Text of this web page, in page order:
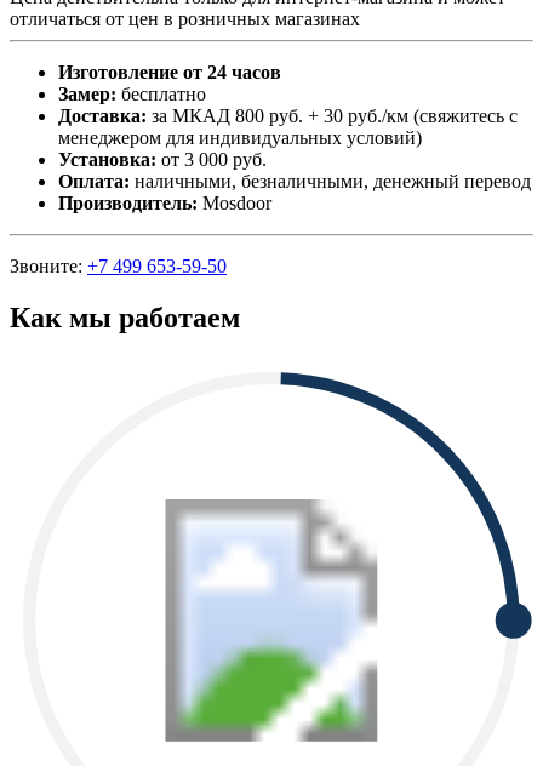
отличаться от цен в розничных магазинах
Изготовление от 24 часов
Замер: бесплатно
Доставка: за МКАД 800 руб. + 30 руб./км (свяжитесь с
менеджером для индивидуальных условий)
Установка: от 3 000 руб.
Оплата: наличными, безналичными, денежный перевод
Производитель: Mosdoor
Звоните: +7 499 653-59-50
Как мы работаем